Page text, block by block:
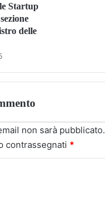
Startup
delle
non sarà pubblicato.
contrassegnati *